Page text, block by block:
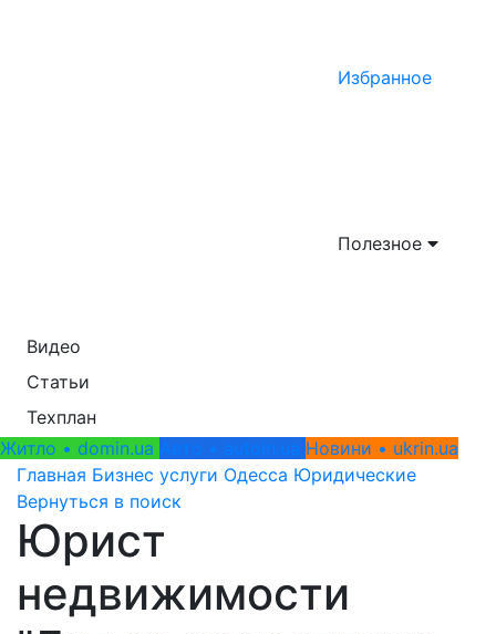
Избранное
Полезное
Видео
Статьи
Техплан
Житло • domin.ua Авто • autoin.ua Новини • ukrin.ua
Главная Бизнес услуги Одесса Юридические
Вернуться в поиск
Юрист
недвижимости